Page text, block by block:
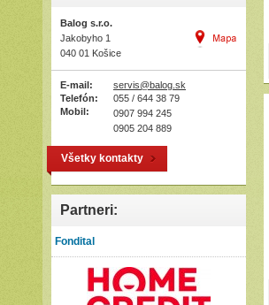
Balog s.r.o.
Jakobyho 1
040 01 Košice
E-mail:
servis@balog.sk
Telefón:
055 / 644 38 79
Mobil:
0907 994 245
0905 204 889
Všetky kontakty
Partneri:
Fondital